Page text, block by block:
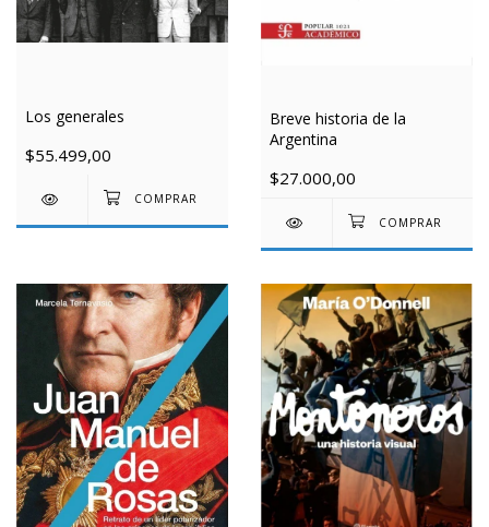
Los generales
$55.499,00
Breve historia de la
Argentina
$27.000,00